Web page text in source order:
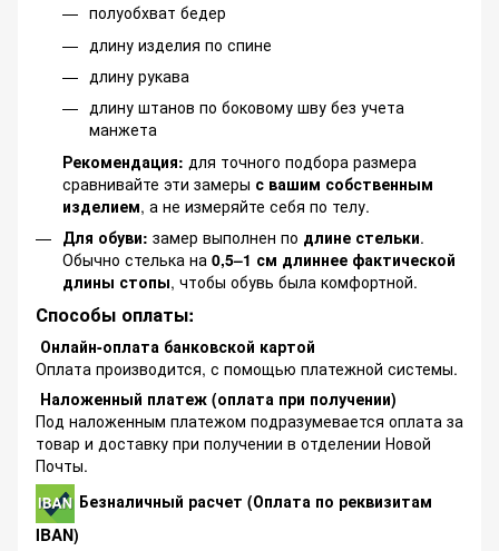
полуобхват бедер
длину изделия по спине
длину рукава
длину штанов по боковому шву без учета
манжета
Рекомендация: для точного подбора размера
сравнивайте эти замеры с вашим собственным
изделием, а не измеряйте себя по телу.
Для обуви: замер выполнен по длине стельки.
Обычно стелька на 0,5–1 см длиннее фактической
длины стопы, чтобы обувь была комфортной.
Способы оплаты:
Онлайн-оплата банковской картой
Оплата производится, с помощью платежной системы.
Наложенный платеж (оплата при получении)
Под наложенным платежом подразумевается оплата за
товар и доставку при получении в отделении Новой
Почты.
Безналичный расчет (Оплата по реквизитам
IBAN)